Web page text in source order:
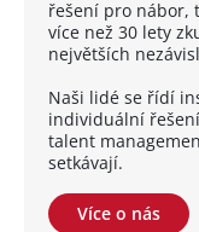
řešení pro nábor,
více než 30 lety
největších
Naši lidé se řídí
individuální
talent
setkávají.
Více o nás